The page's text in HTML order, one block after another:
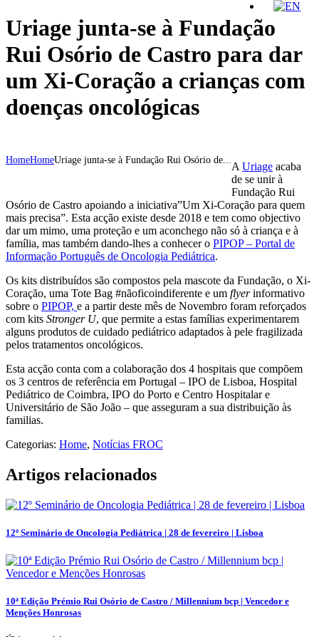
Uriage junta-se à Fundação
Rui Osório de Castro para dar
um Xi-Coração a crianças com
doenças oncológicas
HomeHomeUriage junta-se à Fundação Rui Osório de...
A Uriage acaba
de se unir à
Fundação Rui
Osório de Castro apoiando a iniciativa”Um Xi-Coração para quem
mais precisa”. Esta acção existe desde 2018 e tem como objectivo
dar um mimo, uma proteção e um aconchego não só à criança e à
família, mas também dando-lhes a conhecer o PIPOP – Portal de
Informação Português de Oncologia Pediátrica.
Os kits distribuídos são compostos pela mascote da Fundação, o Xi-
Coração, uma Tote Bag #nãoficoindiferente e um flyerinformativo
sobre o PIPOP, e a partir deste mês de Novembro foram reforçados
com kits Stronger U, que permite a estas famílias experimentarem
alguns produtos de cuidado pediátrico adaptados à pele fragilizada
pelos tratamentos oncológicos.
Esta acção conta com a colaboração dos 4 hospitais que compõem
os 3 centros de referência em Portugal – IPO de Lisboa, Hospital
Pediátrico de Coimbra, IPO do Porto e Centro Hospitalar e
Universitário de São João – que asseguram a sua distribuição às
familias.
Categorias: Home, Notícias FROC
Artigos relacionados
12º Seminário de Oncologia Pediátrica | 28 de fevereiro | Lisboa
10ª Edição Prémio Rui Osório de Castro / Millennium bcp | Vencedor e
Menções Honrosas